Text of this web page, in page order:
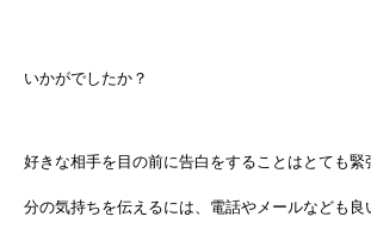
いかがでしたか？
好きな相手を目の前に告白をすることはとても緊
分の気持ちを伝えるには、電話やメールなども良